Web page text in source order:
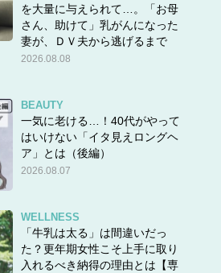
を大量に与えられて…。「お母
さん、助けて」乳がんになった
妻が、ＤＶ夫から逃げるまで
2026.08.08
BEAUTY
一気に老ける…！40代がやって
はいけない「イタ見えロングヘ
ア」とは（後編）
2026.08.07
WELLNESS
「牛乳は太る」は間違いだっ
た？更年期女性こそ上手に取り
入れるべき納得の理由とは【専